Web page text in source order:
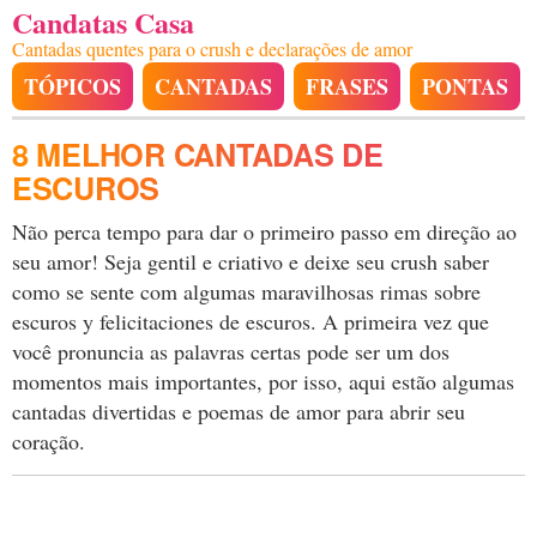
Candatas Casa
Cantadas quentes para o crush e declarações de amor
TÓPICOS CANTADAS FRASES PONTAS
8 MELHOR CANTADAS DE
ESCUROS
Não perca tempo para dar o primeiro passo em direção ao
seu amor! Seja gentil e criativo e deixe seu crush saber
como se sente com algumas maravilhosas rimas sobre
escuros y felicitaciones de escuros. A primeira vez que
você pronuncia as palavras certas pode ser um dos
momentos mais importantes, por isso, aqui estão algumas
cantadas divertidas e poemas de amor para abrir seu
coração.